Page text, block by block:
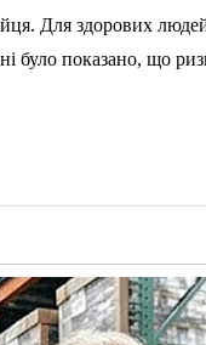
Для здорових
було показано, що